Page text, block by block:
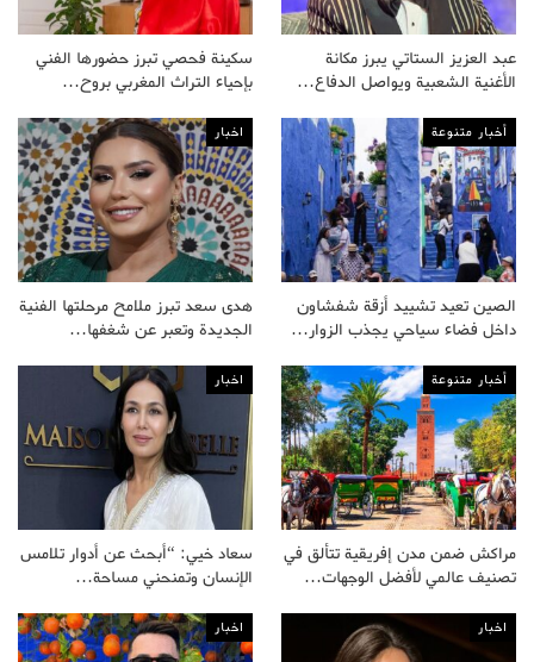
عبد العزيز الستاتي يبرز مكانة
الأغنية الشعبية ويواصل الدفاع…
سكينة فحصي تبرز حضورها الفني
بإحياء التراث المغربي بروح…
أخبار متنوعة
الصين تعيد تشييد أزقة شفشاون
داخل فضاء سياحي يجذب الزوار…
اخبار
هدى سعد تبرز ملامح مرحلتها الفنية
الجديدة وتعبر عن شغفها…
أخبار متنوعة
مراكش ضمن مدن إفريقية تتألق في
تصنيف عالمي لأفضل الوجهات…
اخبار
سعاد خيي: “أبحث عن أدوار تلامس
الإنسان وتمنحني مساحة…
اخبار اخبار